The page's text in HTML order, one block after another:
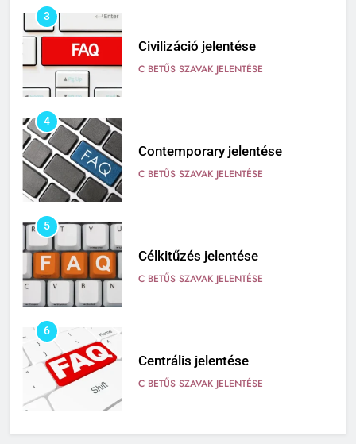
3
Civilizáció jelentése
C BETŰS SZAVAK JELENTÉSE
4
Contemporary jelentése
C BETŰS SZAVAK JELENTÉSE
5
Célkitűzés jelentése
C BETŰS SZAVAK JELENTÉSE
6
Centrális jelentése
C BETŰS SZAVAK JELENTÉSE
7